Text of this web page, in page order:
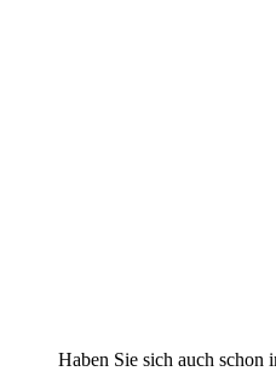
Haben Sie sich auch schon